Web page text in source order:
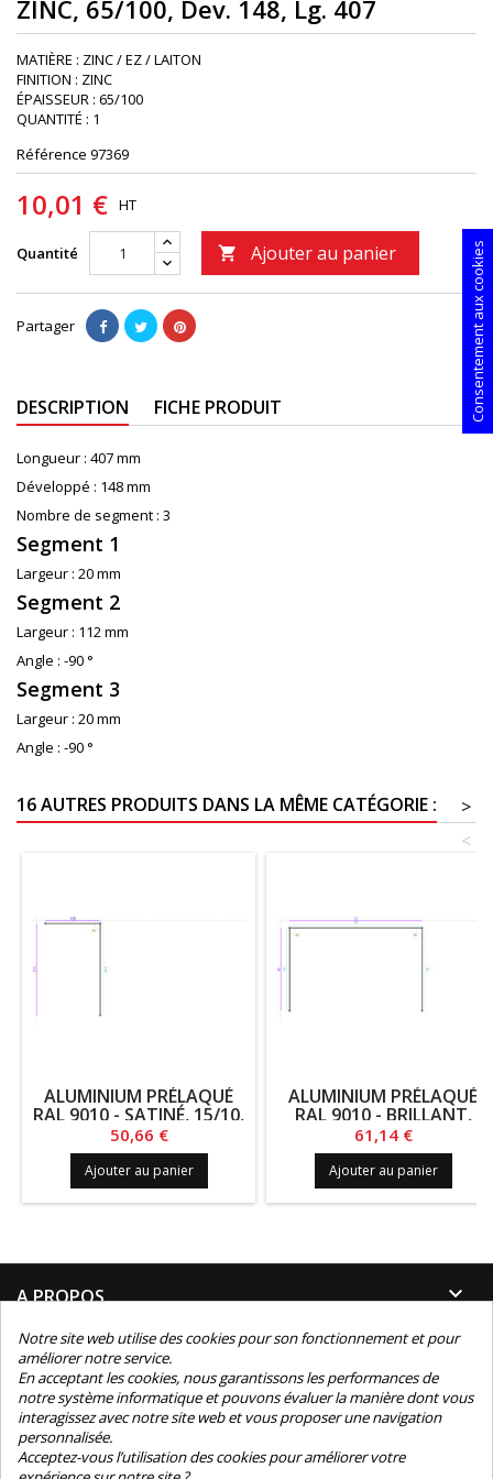
ZINC, 65/100, Dev. 148, Lg. 407
MATIÈRE : ZINC / EZ / LAITON
FINITION : ZINC
ÉPAISSEUR : 65/100
QUANTITÉ : 1
Référence 97369
10,01 € HT
Quantité  Ajouter au panier
Partager
DESCRIPTION FICHE PRODUIT
Longueur : 407 mm
Développé : 148 mm
Nombre de segment : 3
Segment 1
Largeur : 20 mm
Segment 2
Largeur : 112 mm
Angle : -90 °
Segment 3
Largeur : 20 mm
Angle : -90 °
16 AUTRES PRODUITS DANS LA MÊME CATÉGORIE :
>
<
ALUMINIUM PRÉLAQUÉ
RAL 9010 - SATINÉ, 15/10,
DEV. 317.5, LG. 1400
Prix
50,66 €
Ajouter au panier
ALUMINIUM PRÉLAQUÉ
RAL 9010 - BRILLANT,
20/10, DEV. 155, LG. 2040
Prix
61,14 €
Ajouter au panier
A PROPOS 
INFORMATIONS 
INFORMATIONS TECHNIQUES 
CONTACT
Notre site web utilise des cookies pour son fonctionnement et pour
améliorer notre service.
En acceptant les cookies, nous garantissons les performances de
notre système informatique et pouvons évaluer la manière dont vous
interagissez avec notre site web et vous proposer une navigation
personnalisée.
Acceptez-vous l’utilisation des cookies pour améliorer votre
Consentement aux cookies